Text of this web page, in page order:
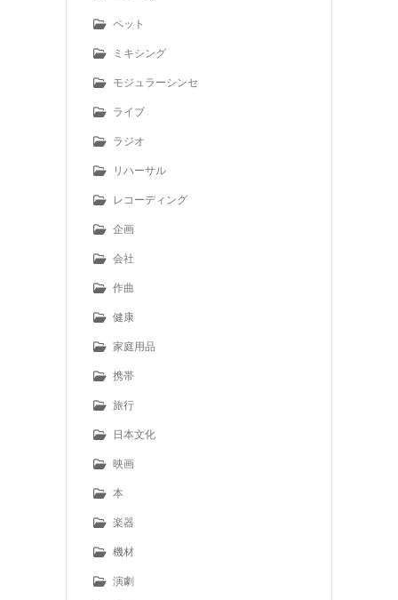
ペット
ミキシング
モジュラーシンセ
ライブ
ラジオ
リハーサル
レコーディング
企画
会社
作曲
健康
家庭用品
携帯
旅行
日本文化
映画
本
楽器
機材
演劇